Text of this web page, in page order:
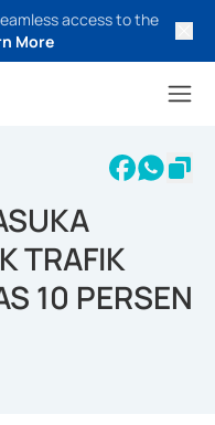
access to the
More
TRAFIK
10 PERSEN